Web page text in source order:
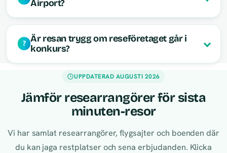
Airport?
Är resan trygg om reseföretaget går i
konkurs?
UPPDATERAD AUGUSTI 2026
Jämför researrangörer för sista
minuten-resor
Vi har samlat researrangörer, flygsajter och boenden där
du kan jaga restplatser och sena erbjudanden. Klicka